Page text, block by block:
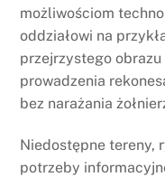
możliwościom
oddziałowi na
przejrzystego
prowadzenia
bez narażania
Niedostępne tereny,
potrzeby